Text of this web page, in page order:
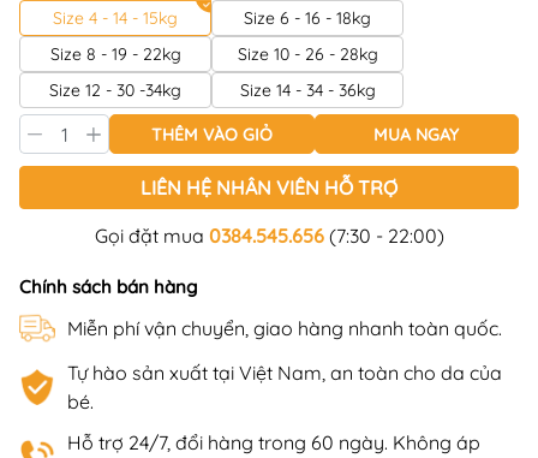
Size 4 - 14 - 15kg
Size 6 - 16 - 18kg
Size 8 - 19 - 22kg
Size 10 - 26 - 28kg
Size 12 - 30 -34kg
Size 14 - 34 - 36kg
THÊM VÀO GIỎ MUA NGAY
LIÊN HỆ NHÂN VIÊN HỖ TRỢ
Gọi đặt mua 0384.545.656(7:30 - 22:00)
Chính sách bán hàng
Miễn phí vận chuyển, giao hàng nhanh toàn quốc.
Tự hào sản xuất tại Việt Nam, an toàn cho da của
bé.
Hỗ trợ 24/7, đổi hàng trong 60 ngày. Không áp